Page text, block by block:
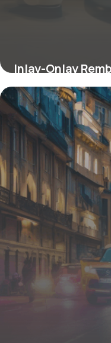
Inlay-Onlay
Sécurité Sociale
16 juin 2026